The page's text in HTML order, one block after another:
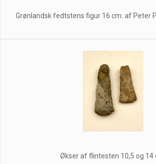
Grønlandsk fedtstens figur 16 cm. af Peter
Økser af flintesten 10,5 og 14